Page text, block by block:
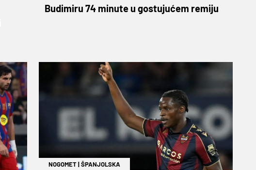
Budimiru 74 minute u gostujućem remiju
NOGOMET|ŠPANJOLSKA